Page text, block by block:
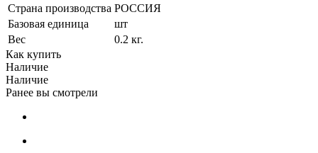
Страна производства РОССИЯ
Базовая единица
шт
Вес
0.2 кг.
Как купить
Наличие
Наличие
Ранее вы смотрели